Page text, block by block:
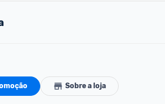
Sobre a loja